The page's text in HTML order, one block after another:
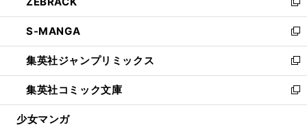
開
く
ド
ウ
で
開
く
ィ
ン
ド
ウ
で
開
く
い
ウ
ィ
ン
ド
ウ
で
開
新
し
い
ウ
ィ
ン
ド
ウ
S-MANGA
新
し
い
ウ
ィ
ン
集英社ジャンプリミックス
新
し
い
ウ
集英社コミック文庫
新
し
少女マンガ